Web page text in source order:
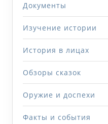
Документы
Изучение истории
История в лицах
Обзоры сказок
Оружие и доспехи
Факты и события